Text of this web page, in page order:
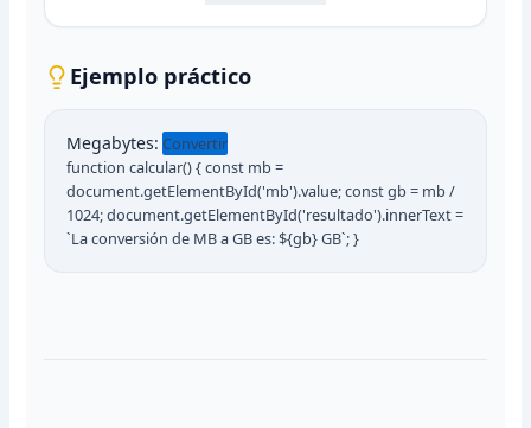
Ejemplo práctico
Megabytes: Convertir
function calcular() { const mb =
document.getElementById('mb').value; const gb = mb /
1024; document.getElementById('resultado').innerText =
`La conversión de MB a GB es: ${gb} GB`; }